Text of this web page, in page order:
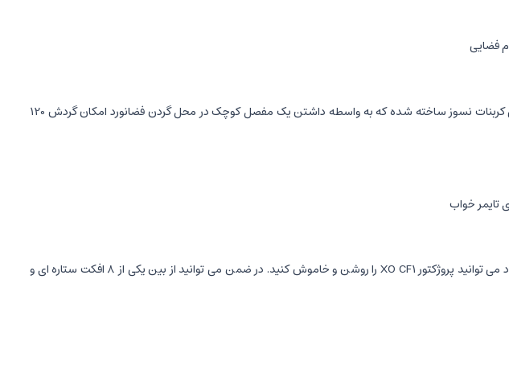
پروژکتور آسمان شب CF1 به شکل یک فضانورد کوچک به ابعاد 210x110 میلی متر با بدنه ای از جنس مواد ABS، PVC و پلی کربنات نسوز ساخته شده که به واسطه داشتن یک مفصل کوچک در محل گردن فضانورد امکان گردش 120
این چراغ خواب رویایی علاوه بر تایمر دارای ریموت بوده و به وسیله کنترل از راه دور بدون بر خواستن از محل استراحت خود می توانید پروژکتور XO CF1 را روشن و خاموش کنید. در ضمن می توانید از بین یکی از 8 افکت ستاره ای و